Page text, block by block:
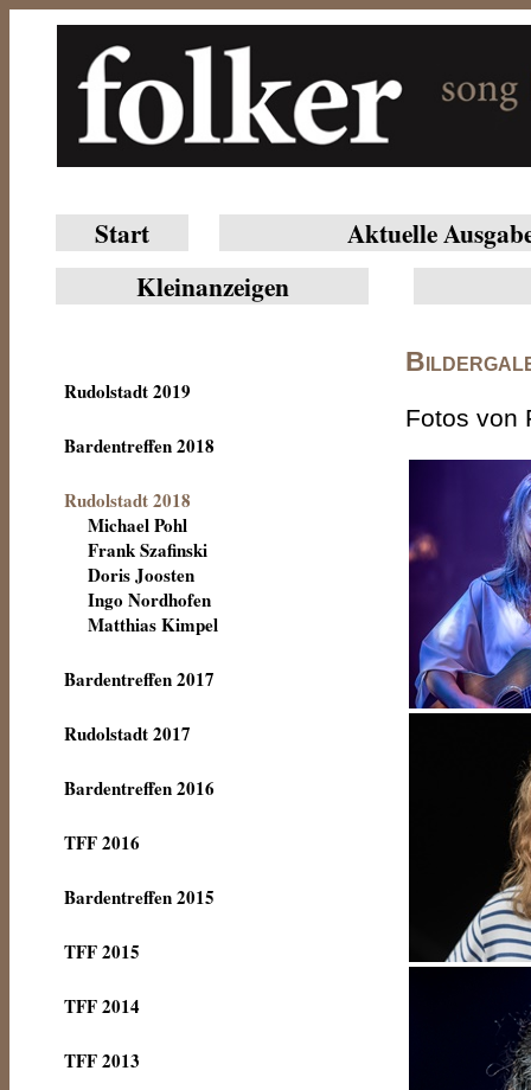
Start
Aktuelle
Klein­anzeigen
Rudolstadt 2019
Bardentreffen 2018
Rudolstadt 2018
Michael Pohl
Frank Szafinski
Doris Joosten
Ingo Nordhofen
Matthias Kimpel
Bardentreffen 2017
Rudolstadt 2017
Bardentreffen 2016
TFF 2016
Bardentreffen 2015
TFF 2015
TFF 2014
TFF 2013
Fotos von